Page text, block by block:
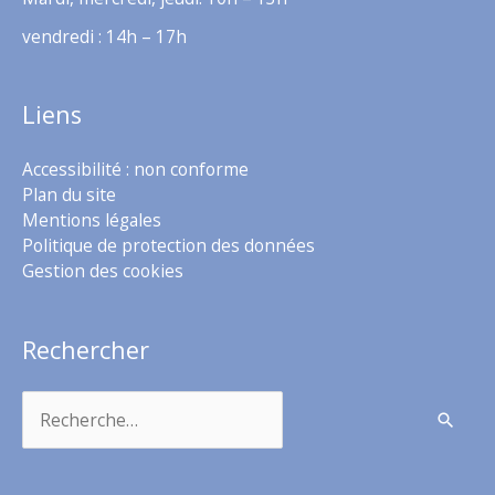
vendredi : 14h – 17h
Liens
Accessibilité : non conforme
Plan du site
Mentions légales
Politique de protection des données
Gestion des cookies
Rechercher